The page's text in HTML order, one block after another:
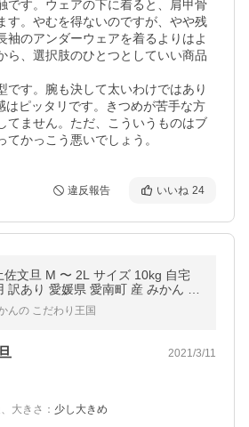
です。ウェアの下に着ると、肩甲骨
す。やむを得ないのですが、やや残
袖のアンダーウェアを着るよりはよ
ら、選択肢のひとつとしていい商品
す。腕も決して太いわけではあり
はピッタリです。きつめが苦手な方
てません。ただ、こういうものはブ
てかっこう悪いでしょう。
違反報告 いいね 24
佐文旦 M 〜 2L サイズ 10kg 自宅
訳あり 愛媛県 愛南町 産 みかん の
ぶんたん 箱買い 10キロ
んの こだわり王国
2021/3/11
、 大きさ ： 少し大きめ